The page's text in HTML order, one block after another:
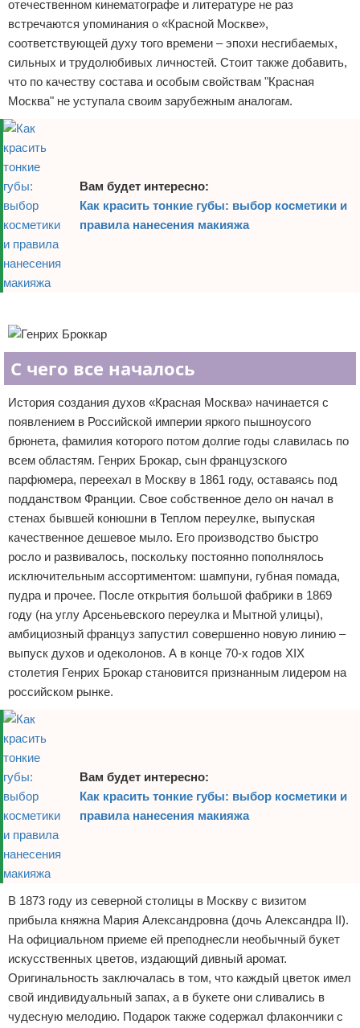
отечественном кинематографе и литературе не раз
встречаются упоминания о «Красной Москве»,
соответствующей духу того времени – эпохи несгибаемых,
сильных и трудолюбивых личностей. Стоит также добавить,
что по качеству состава и особым свойствам "Красная
Москва" не уступала своим зарубежным аналогам.
Вам будет интересно:
Как красить тонкие губы: выбор косметики и
правила нанесения макияжа
С чего все началось
История создания духов «Красная Москва» начинается с
появлением в Российской империи яркого пышноусого
брюнета, фамилия которого потом долгие годы славилась по
всем областям. Генрих Брокар, сын французского
парфюмера, переехал в Москву в 1861 году, оставаясь под
подданством Франции. Свое собственное дело он начал в
стенах бывшей конюшни в Теплом переулке, выпуская
качественное дешевое мыло. Его производство быстро
росло и развивалось, поскольку постоянно пополнялось
исключительным ассортиментом: шампуни, губная помада,
пудра и прочее. После открытия большой фабрики в 1869
году (на углу Арсеньевского переулка и Мытной улицы),
амбициозный француз запустил совершенно новую линию –
выпуск духов и одеколонов. А в конце 70-х годов XIX
столетия Генрих Брокар становится признанным лидером на
российском рынке.
Вам будет интересно:
Как красить тонкие губы: выбор косметики и
правила нанесения макияжа
В 1873 году из северной столицы в Москву с визитом
прибыла княжна Мария Александровна (дочь Александра II).
На официальном приеме ей преподнесли необычный букет
искусственных цветов, издающий дивный аромат.
Оригинальность заключалась в том, что каждый цветок имел
свой индивидуальный запах, а в букете они сливались в
чудесную мелодию. Подарок также содержал флакончики с